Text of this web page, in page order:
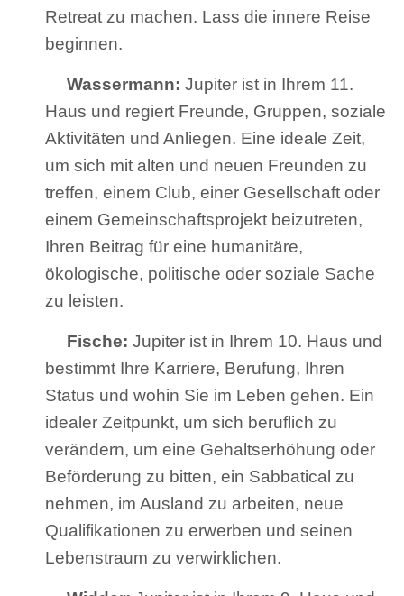
Retreat zu machen. Lass die innere Reise
beginnen.
Wassermann: Jupiter ist in Ihrem 11.
Haus und regiert Freunde, Gruppen, soziale
Aktivitäten und Anliegen. Eine ideale Zeit,
um sich mit alten und neuen Freunden zu
treffen, einem Club, einer Gesellschaft oder
einem Gemeinschaftsprojekt beizutreten,
Ihren Beitrag für eine humanitäre,
ökologische, politische oder soziale Sache
zu leisten.
Fische: Jupiter ist in Ihrem 10. Haus und
bestimmt Ihre Karriere, Berufung, Ihren
Status und wohin Sie im Leben gehen. Ein
idealer Zeitpunkt, um sich beruflich zu
verändern, um eine Gehaltserhöhung oder
Beförderung zu bitten, ein Sabbatical zu
nehmen, im Ausland zu arbeiten, neue
Qualifikationen zu erwerben und seinen
Lebenstraum zu verwirklichen.